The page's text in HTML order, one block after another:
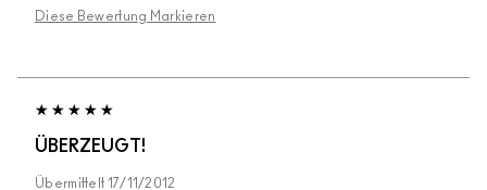
Diese Bewertung Markieren
ÜBERZEUGT!
Übermittelt 17/11/2012